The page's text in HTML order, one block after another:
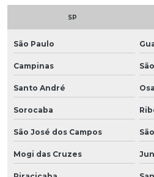
SP
São Paulo
Campinas
Santo André
Sorocaba
São José dos Campos
Mogi das Cruzes